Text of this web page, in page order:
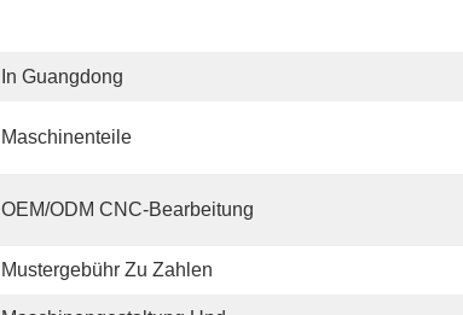
In Guangdong
Maschinenteile
OEM/ODM CNC-Bearbeitung
Mustergebühr Zu Zahlen